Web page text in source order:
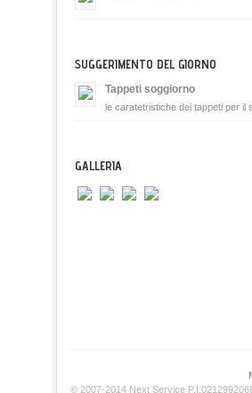
SUGGERIMENTO DEL GIORNO
Tappeti soggiorno
le caratetristiche dei tappeti per il
GALLERIA
© 2007-2014 Next Service